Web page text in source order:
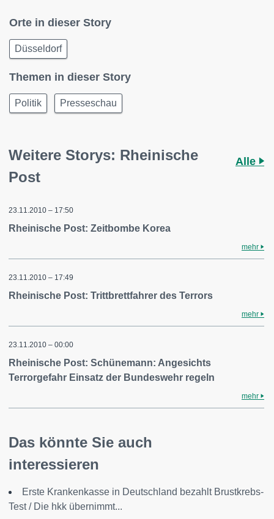
Orte in dieser Story
Düsseldorf
Themen in dieser Story
Politik Presseschau
Weitere Storys: Rheinische
Post
Alle
23.11.2010 – 17:50
Rheinische Post: Zeitbombe Korea
mehr
23.11.2010 – 17:49
Rheinische Post: Trittbrettfahrer des Terrors
mehr
23.11.2010 – 00:00
Rheinische Post: Schünemann: Angesichts
Terrorgefahr Einsatz der Bundeswehr regeln
mehr
Das könnte Sie auch
interessieren
Erste Krankenkasse in Deutschland bezahlt Brustkrebs-
Test / Die hkk übernimmt...